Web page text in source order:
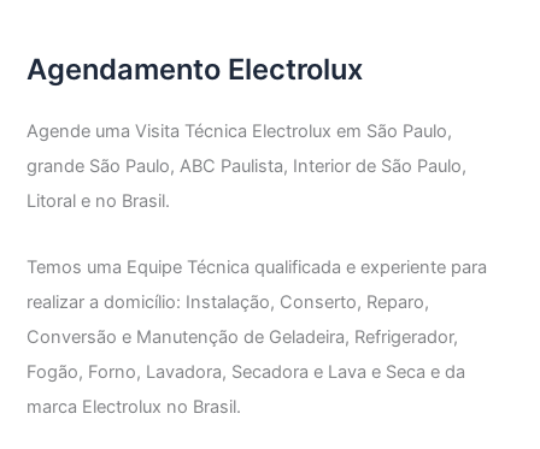
Agendamento Electrolux
Agende uma Visita Técnica Electrolux em São Paulo,
grande São Paulo, ABC Paulista, Interior de São Paulo,
Litoral e no Brasil.
Temos uma Equipe Técnica qualificada e experiente para
realizar a domicílio: Instalação, Conserto, Reparo,
Conversão e Manutenção de Geladeira, Refrigerador,
Fogão, Forno, Lavadora, Secadora e Lava e Seca e da
marca Electrolux no Brasil.